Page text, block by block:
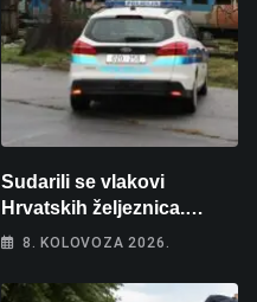
Sudarili se vlakovi
Hrvatskih željeznica.
Šestero osoba teško
intenzivnoj
8. KOLOVOZA 2026.